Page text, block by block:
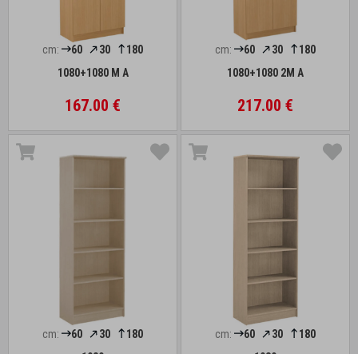
cm: 60 30
180
1080+1080 M A
167.00 €
cm: 60 30
180
1080+1080 2M A
217.00 €
cm: 60 30
180
cm: 60 30
180